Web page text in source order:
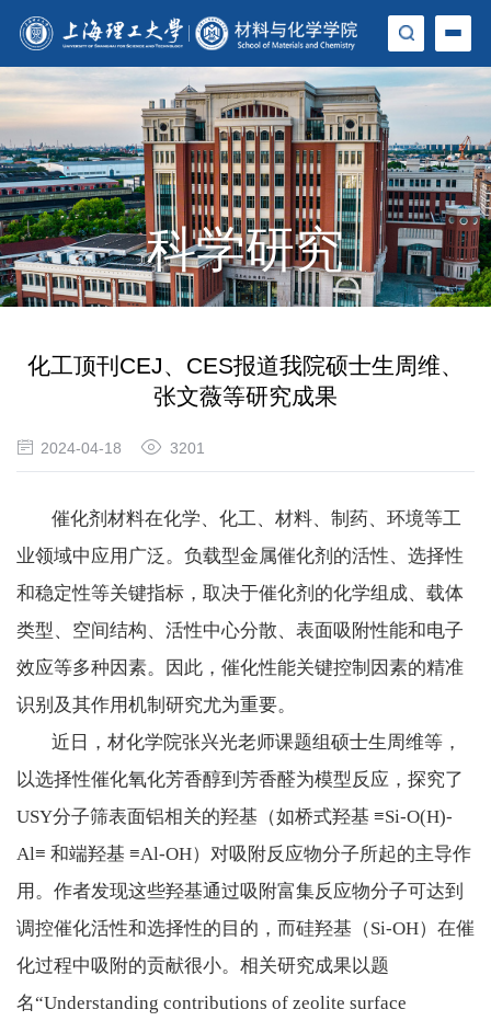
科学研究
化工顶刊CEJ、CES报道我院硕士生周维、
张文薇等研究成果
2024-04-18 3201
催化剂材料在化学、化工、材料、制药、环境等工
业领域中应用广泛。负载型金属催化剂的活性、选择性
和稳定性等关键指标，取决于催化剂的化学组成、载体
类型、空间结构、活性中心分散、表面吸附性能和电子
效应等多种因素。因此，催化性能关键控制因素的精准
识别及其作用机制研究尤为重要。
近日，材化学院张兴光老师课题组硕士生周维等，
以选择性催化氧化芳香醇到芳香醛为模型反应，探究了
USY分子筛表面铝相关的羟基（如桥式羟基 ≡Si-O(H)-
Al≡ 和端羟基 ≡Al-OH）对吸附反应物分子所起的主导作
用。作者发现这些羟基通过吸附富集反应物分子可达到
调控催化活性和选择性的目的，而硅羟基（Si-OH）在催
化过程中吸附的贡献很小。相关研究成果以题
名“Understanding contributions of zeolite surface